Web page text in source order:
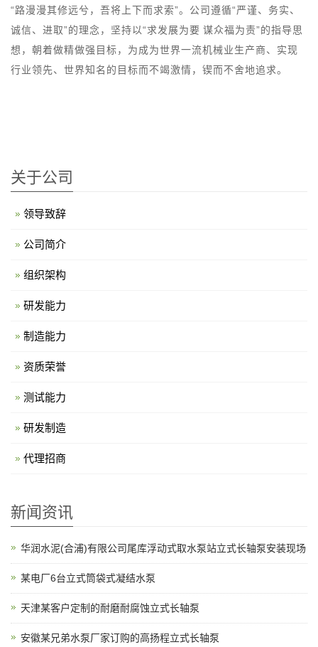
“路漫漫其修远兮，吾将上下而求索”。公司遵循“严谨、务实、
诚信、进取”的理念，坚持以“求发展为要 谋众福为责”的指导思
想，朝着做精做强目标，为成为世界一流机械业生产商、实现
行业领先、世界知名的目标而不竭激情，锲而不舍地追求。
关于公司
领导致辞
公司简介
组织架构
研发能力
制造能力
资质荣誉
测试能力
研发制造
代理招商
新闻资讯
华润水泥(合浦)有限公司尾库浮动式取水泵站立式长轴泵安装现场
某电厂6台立式筒袋式凝结水泵
天津某客户定制的耐磨耐腐蚀立式长轴泵
安徽某兄弟水泵厂家订购的高扬程立式长轴泵